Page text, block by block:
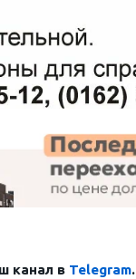
канал в Telegram.